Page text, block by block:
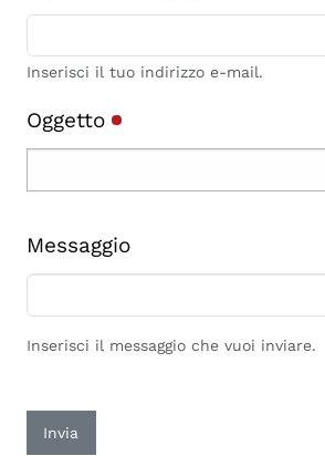
Inserisci il tuo indirizzo e-mail.
Oggetto
Messaggio
Inserisci il messaggio che vuoi inviare.
Invia